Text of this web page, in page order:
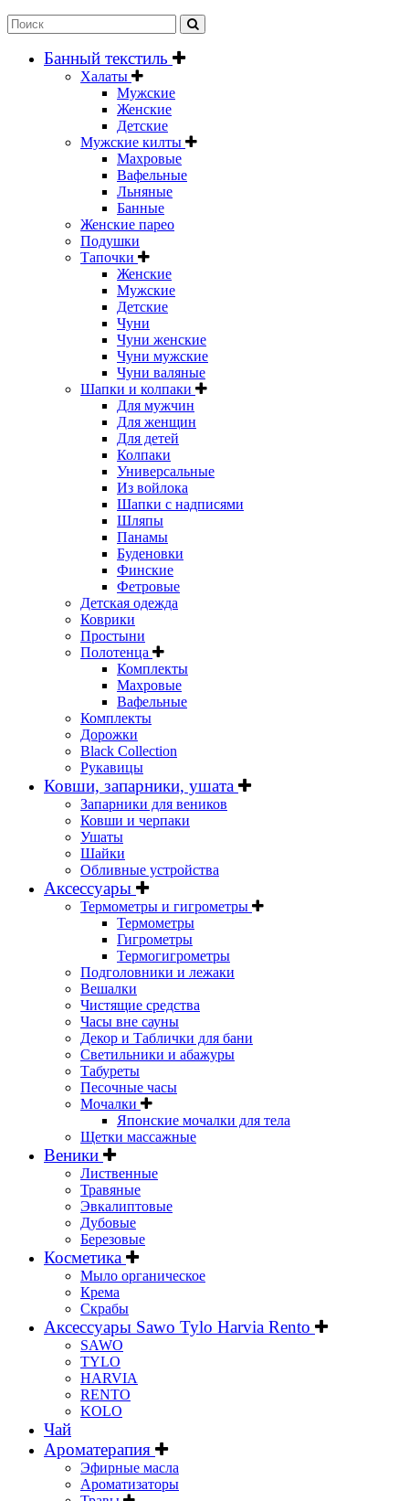
Банный текстиль
Халаты
Мужские
Женские
Детские
Мужские килты
Махровые
Вафельные
Льняные
Банные
Женские парео
Подушки
Тапочки
Женские
Мужские
Детские
Чуни
Чуни женские
Чуни мужские
Чуни валяные
Шапки и колпаки
Для мужчин
Для женщин
Для детей
Колпаки
Универсальные
Из войлока
Шапки с надписями
Шляпы
Панамы
Буденовки
Финские
Фетровые
Детская одежда
Коврики
Простыни
Полотенца
Комплекты
Махровые
Вафельные
Комплекты
Дорожки
Black Collection
Рукавицы
Ковши, запарники, ушата
Запарники для веников
Ковши и черпаки
Ушаты
Шайки
Обливные устройства
Аксессуары
Термометры и гигрометры
Термометры
Гигрометры
Термогигрометры
Подголовники и лежаки
Вешалки
Чистящие средства
Часы вне сауны
Декор и Таблички для бани
Светильники и абажуры
Табуреты
Песочные часы
Мочалки
Японские мочалки для тела
Щетки массажные
Веники
Лиственные
Травяные
Эвкалиптовые
Дубовые
Березовые
Косметика
Мыло органическое
Крема
Скрабы
Аксессуары Sawo Tylo Harvia Rento
SAWO
TYLO
HARVIA
RENTO
KOLO
Чай
Ароматерапия
Эфирные масла
Ароматизаторы